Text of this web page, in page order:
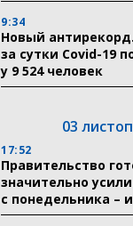
9:34
Новый
за сутки Covid-19
у 9 524 человек
03
17:52
Правительство
значительно
с понедельника –